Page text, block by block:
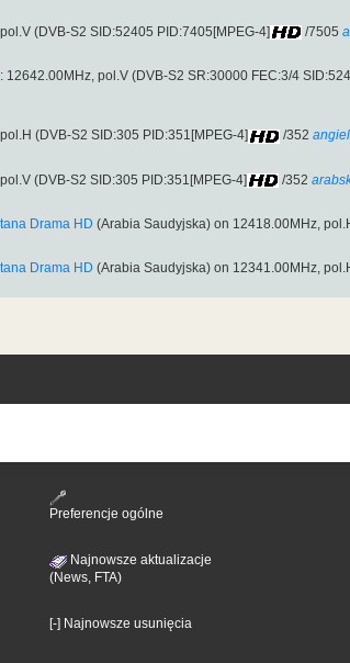
(DVB-S2 SID:52405 PID:7405[MPEG-4] /7505
: 12642.00MHz, pol.V (DVB-S2 SR:30000 FEC:3/4
(DVB-S2 SID:305 PID:351[MPEG-4] /352
(DVB-S2 SID:305 PID:351[MPEG-4] /352
Drama HD (Arabia Saudyjska) on 12418.00MHz,
Drama HD (Arabia Saudyjska) on 12341.00MHz,
Preferencje ogólne
Najnowsze aktualizacje
(News, FTA)
[-] Najnowsze usunięcia